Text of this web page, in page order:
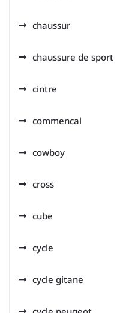
chaussur
chaussure de sport
cintre
commencal
cowboy
cross
cube
cycle
cycle gitane